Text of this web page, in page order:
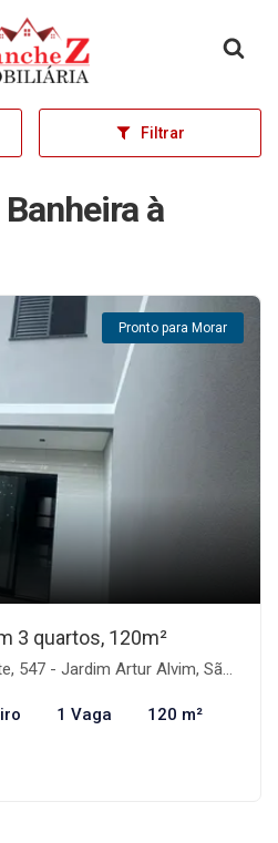
inicial
Filtrar
à
Pronto para Morar
3 quartos, 120m²
- Jardim Artur Alvim, São Paulo-SP
1 Vaga 120 m²